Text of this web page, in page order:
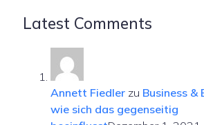
Latest Comments
Annett Fiedler zu Business &
wie sich das gegenseitig